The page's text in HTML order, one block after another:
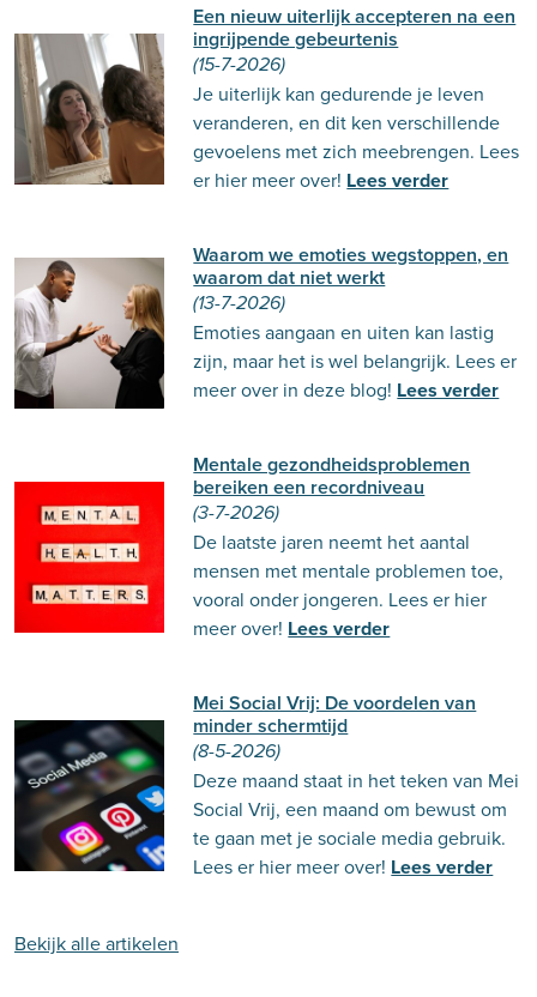
Een nieuw uiterlijk accepteren na een
ingrijpende gebeurtenis
(15-7-2026)
Je uiterlijk kan gedurende je leven
veranderen, en dit ken verschillende
gevoelens met zich meebrengen. Lees
er hier meer over! Lees verder
Waarom we emoties wegstoppen, en
waarom dat niet werkt
(13-7-2026)
Emoties aangaan en uiten kan lastig
zijn, maar het is wel belangrijk. Lees er
meer over in deze blog! Lees verder
Mentale gezondheidsproblemen
bereiken een recordniveau
(3-7-2026)
De laatste jaren neemt het aantal
mensen met mentale problemen toe,
vooral onder jongeren. Lees er hier
meer over! Lees verder
Mei Social Vrij: De voordelen van
minder schermtijd
(8-5-2026)
Deze maand staat in het teken van Mei
Social Vrij, een maand om bewust om
te gaan met je sociale media gebruik.
Lees er hier meer over! Lees verder
Bekijk alle artikelen